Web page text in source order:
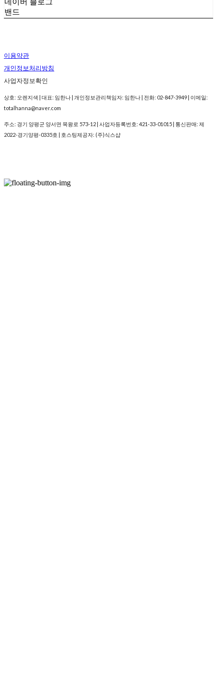
네이버 블로그
밴드
이용약관
개인정보처리방침
사업자정보확인
상호: 오렌지색 | 대표: 임한나 | 개인정보관리책임자: 임한나 | 전화: 02-847-3949 | 이메일:
totalhanna@naver.com
주소: 경기 양평군 양서면 목왕로 573-12 | 사업자등록번호: 421-33-01015 | 통신판매: 제
2022-경기양평-0335호 | 호스팅제공자: (주)식스샵